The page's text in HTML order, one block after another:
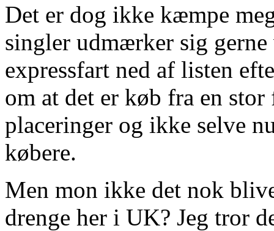
Det er dog ikke kæmpe
singler udmærker sig
expressfart ned af listen
om at det er køb fra en stor
placeringer og ikke selve
købere.
Men mon ikke det nok
drenge her i UK? Jeg tror